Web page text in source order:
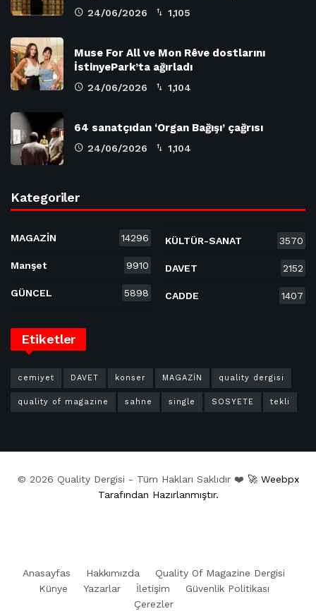
24/06/2026 1,105
Muse For All ve Mon Rêve dostlarını
İstinyePark’ta ağırladı
24/06/2026 1,104
64 sanatçıdan ‘Organ Bağışı’ çağrısı
24/06/2026 1,104
Kategoriler
MAGAZİN 14296
Manşet 9910
GÜNCEL 5898
KÜLTÜR-SANAT 3570
DAVET 2152
CADDE 1407
Etiketler
cemiyet DAVET konser MAGAZİN quality dergisi
quality of magazine sahne single SOSYETE tekli
© 2026 Quality Dergisi - Tüm Hakları Saklıdır ❤️ 🚀 Weebpx
Tarafından Hazırlanmıştır.
Anasayfas Hakkımızda
Quality Of Magazine Dergisi
Künye
Yazarlar İletişim
Güvenlik Politikası
Çerezler